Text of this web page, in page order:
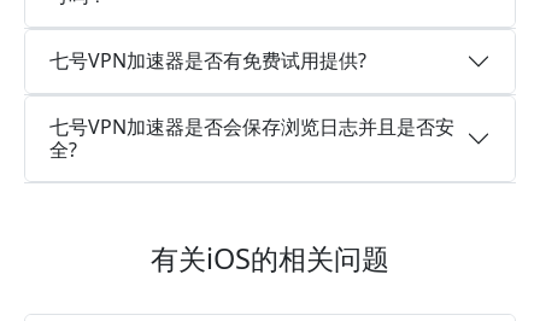
七号VPN加速器是否有免费试用提供?
七号VPN加速器是否会保存浏览日志并且是否安
全?
有关iOS的相关问题